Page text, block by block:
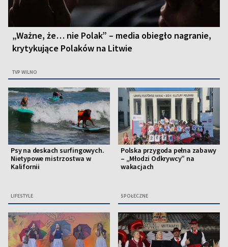
„Ważne, że… nie Polak” – media obiegło nagranie,
krytykujące Polaków na Litwie
TVP WILNO
Psy na deskach surfingowych.
Nietypowe mistrzostwa w
Kalifornii
LIFESTYLE
Polska przygoda pełna zabawy
– „Młodzi Odkrywcy” na
wakacjach
SPOŁECZNE